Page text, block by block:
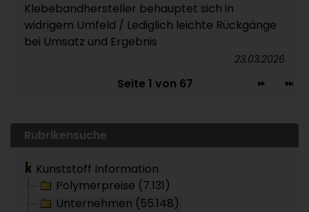
Klebebandhersteller behauptet sich in
widrigem Umfeld / Lediglich leichte Rückgänge
bei Umsatz und Ergebnis
23.03.2026
Seite 1 von 67
Rubrikensuche
Kunststoff Information
Polymerpreise (7.131)
Unternehmen (55.148)